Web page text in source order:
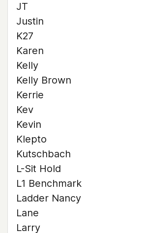
JT
Justin
K27
Karen
Kelly
Kelly Brown
Kerrie
Kev
Kevin
Klepto
Kutschbach
L-Sit Hold
L1 Benchmark
Ladder Nancy
Lane
Larry